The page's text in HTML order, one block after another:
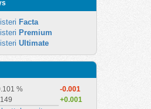
Facta
Premium
Ultimate
% -0.001
+0.001